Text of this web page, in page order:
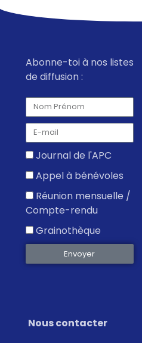
Abonne-toi à nos listes
de diffusion :
Journal de l'APC
Appel à bénévoles
Réunion mensuelle /
Compte-rendu
Grainothèque
Envoyer
Nous contacter